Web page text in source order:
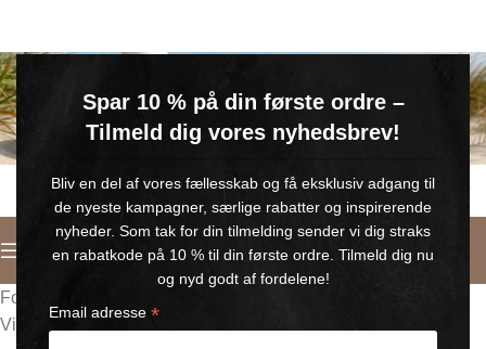
Spar 10 % på din første ordre –
Tilmeld dig vores nyhedsbrev!
Bliv en del af vores fællesskab og få eksklusiv adgang til
de nyeste kampagner, særlige rabatter og inspirerende
nyheder. Som tak for din tilmelding sender vi dig straks
en rabatkode på 10 % til din første ordre. Tilmeld dig nu
og nyd godt af fordelene!
Email adresse *
Køb for min. 600 kr.
🎁 Gælder til og med d. 9. august
Dansk
Forside
Viser 1–18 af 70 resultater